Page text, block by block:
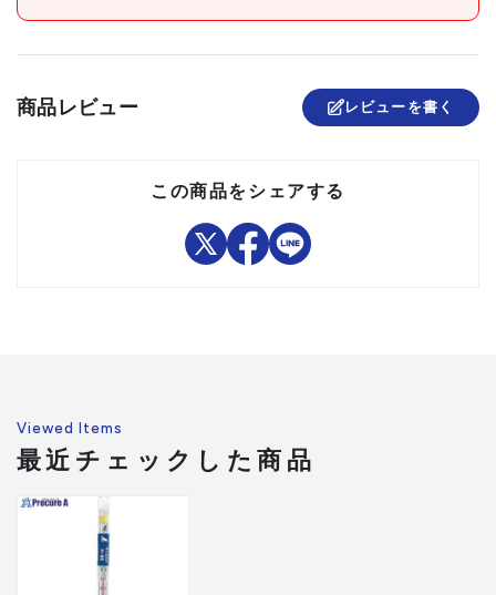
商品レビュー レビューを書く
この商品をシェアする
Viewed Items
最近チェックした商品